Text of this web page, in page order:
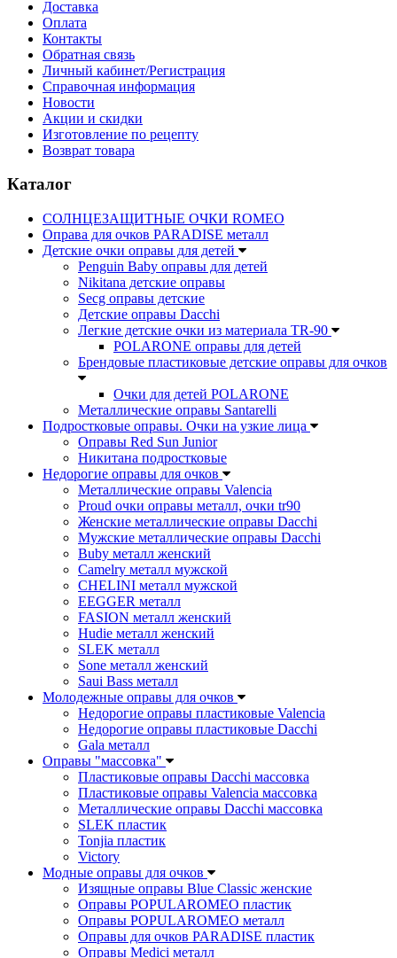
Доставка
Оплата
Контакты
Обратная связь
Личный кабинет/Регистрация
Справочная информация
Новости
Акции и скидки
Изготовление по рецепту
Возврат товара
Каталог
СОЛНЦЕЗАЩИТНЫЕ ОЧКИ ROMEO
Оправа для очков PARADISE металл
Детские очки оправы для детей
Penguin Baby оправы для детей
Nikitana детские оправы
Secg оправы детские
Детские оправы Dacchi
Легкие детские очки из материала TR-90
POLARONE оправы для детей
Брендовые пластиковые детские оправы для очков
Очки для детей POLARONE
Металлические оправы Santarelli
Подростковые оправы. Очки на узкие лица
Оправы Red Sun Junior
Никитана подростковые
Недорогие оправы для очков
Металлические оправы Valencia
Proud очки оправы металл, очки tr90
Женские металлические оправы Dacchi
Мужские металлические оправы Dacchi
Buby металл женский
Camelry металл мужской
CHELINI металл мужской
EEGGER металл
FASION металл женский
Hudie металл женский
SLEK металл
Sone металл женский
Saui Bass металл
Молодежные оправы для очков
Недорогие оправы пластиковые Valencia
Недорогие оправы пластиковые Dacchi
Gala металл
Оправы "массовка"
Пластиковые оправы Dacchi массовка
Пластиковые оправы Valencia массовка
Металлические оправы Dacchi массовка
SLEK пластик
Tonjia пластик
Victory
Модные оправы для очков
Изящные оправы Blue Classic женские
Оправы POPULAROMEO пластик
Оправы POPULAROMEO металл
Оправы для очков PARADISE пластик
Оправы Medici металл